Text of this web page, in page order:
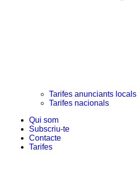
Tarifes anunciants locals
Tarifes nacionals
Qui som
Subscriu-te
Contacte
Tarifes